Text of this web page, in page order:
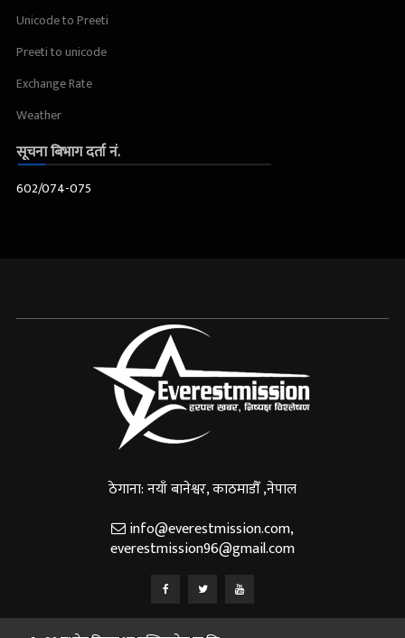
Unicode to Preeti
Preeti to unicode
Exchange Rate
Weather
सूचना बिभाग दर्ता नं.
602/074-075
ठेगाना: नयाँ बानेश्वर, काठमाडौँ ,नेपाल
info@everestmission.com,
everestmission96@gmail.com